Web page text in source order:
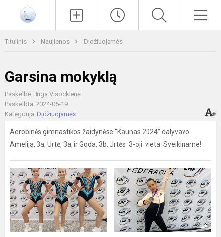
Titulinis Naujienos Didžiuojamės
Garsina mokyklą
Paskelbė : Inga Visockienė
Paskelbta: 2024-05-19
Kategorija: Didžiuojamės
Aerobinės gimnastikos žaidynėse “Kaunas 2024” dalyvavo
Amelija, 3a, Urtė, 3a, ir Goda, 3b. Urtės 3-oji vieta. Sveikiname!